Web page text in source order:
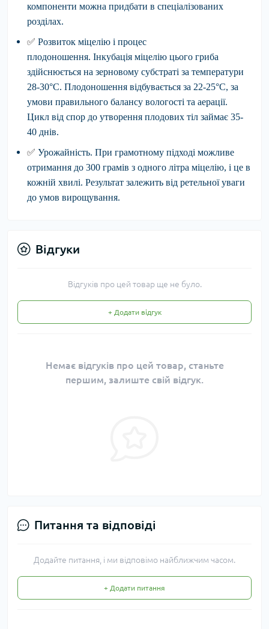
компоненти можна придбати в спеціалізованих
розділах.
✅ Розвиток міцелію і процес
плодоношення. Інкубація міцелію цього гриба
здійснюється на зерновому субстраті за температури
28-30°С. Плодоношення відбувається за 22-25°С, за
умови правильного балансу вологості та аерації.
Цикл від спор до утворення плодових тіл займає 35-
40 днів.
✅ Урожайність. При грамотному підході можливе
отримання до 300 грамів з одного літра міцелію, і це в
кожній хвилі. Результат залежить від ретельної уваги
до умов вирощування.
Відгуки
Відгуків про цей товар ще не було.
+ Додати відгук
Немає відгуків про цей товар, станьте
першим, залиште свій відгук.
Питання та відповіді
Додайте питання, і ми відповімо найближчим часом.
+ Додати питання